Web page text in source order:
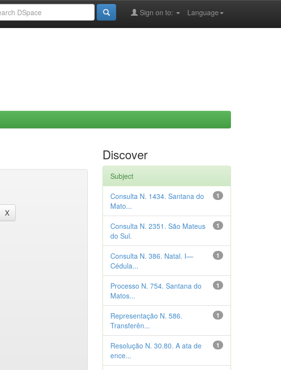
Language
Sign on to:
Discover
Subject
1
Consulta N. 1434. Santana do
Mato...
1
Consulta N. 2351. São Mateus
do Sul.
1
Consulta N. 386. Natal. I—
Cédula...
1
Processo N. 754. Santana do
Matos...
1
Representação N. 586.
Transferên...
1
Resolução N. 30.80. A ata de
ence...